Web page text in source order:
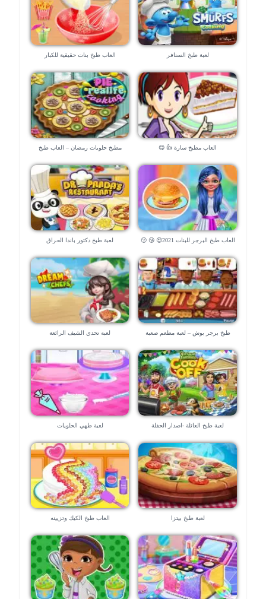
لعبة طبخ السنافر العاب طبخ بنات حقيقية للكبار
العاب مطبخ سارة 👍 😋
مطبخ حلويات رمضان – العاب طبخ
العاب طبخ البرجر للبنات 2021😍 😘 😗
لعبة طبخ دكتور باندا الحراق
طبخ برجر بوش – لعبة مطعم صعبة لعبة تحدي الشيف الرائعة
لعبة طبخ العائلة -اصدار الحفلة لعبة طهي الحلويات
لعبة طبخ بيتزا العاب طبخ الكيك وتزيينه